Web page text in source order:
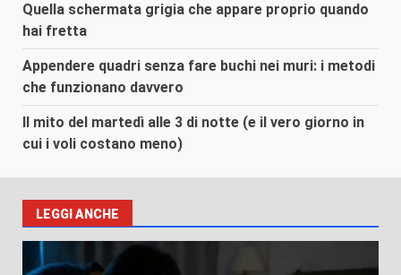
Quella schermata grigia che appare proprio quando
hai fretta
Appendere quadri senza fare buchi nei muri: i metodi
che funzionano davvero
Il mito del martedì alle 3 di notte (e il vero giorno in
cui i voli costano meno)
LEGGI ANCHE